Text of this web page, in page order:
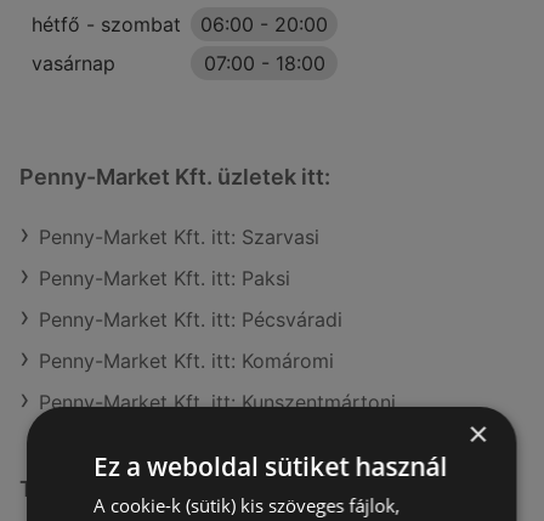
hétfő - szombat
06:00 - 20:00
vasárnap
07:00 - 18:00
Penny-Market Kft. üzletek itt:
Penny-Market Kft. itt: Szarvasi
Penny-Market Kft. itt: Paksi
Penny-Market Kft. itt: Pécsváradi
Penny-Market Kft. itt: Komáromi
Penny-Market Kft. itt: Kunszentmártoni
További linkek
×
Ez a weboldal sütiket használ
A cookie-k (sütik) kis szöveges fájlok,